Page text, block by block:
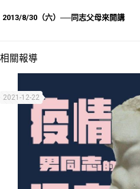
2013/8/30（六）──同志父母來開講
相關報導
2021-12-22